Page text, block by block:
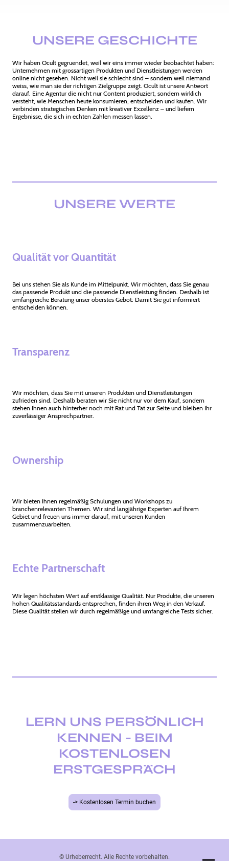
UNSERE GESCHICHTE
Wir haben Ocult gegruendet, weil wir eins immer wieder beobachtet haben:
Unternehmen mit grossartigen Produkten und Dienstleistungen werden
online nicht gesehen. Nicht weil sie schlecht sind – sondern weil niemand
weiss, wie man sie der richtigen Zielgruppe zeigt. Ocult ist unsere Antwort
darauf. Eine Agentur die nicht nur Content produziert, sondern wirklich
versteht, wie Menschen heute konsumieren, entscheiden und kaufen. Wir
verbinden strategisches Denken mit kreativer Exzellenz – und liefern
Ergebnisse, die sich in echten Zahlen messen lassen.
UNSERE WERTE
Qualität vor Quantität
Bei uns stehen Sie als Kunde im Mittelpunkt. Wir möchten, dass Sie genau
das passende Produkt und die passende Dienstleistung finden. Deshalb ist
umfangreiche Beratung unser oberstes Gebot: Damit Sie gut informiert
entscheiden können.
Transparenz
Wir möchten, dass Sie mit unseren Produkten und Dienstleistungen
zufrieden sind. Deshalb beraten wir Sie nicht nur vor dem Kauf, sondern
stehen Ihnen auch hinterher noch mit Rat und Tat zur Seite und bleiben Ihr
zuverlässiger Ansprechpartner.
Ownership
Wir bieten Ihnen regelmäßig Schulungen und Workshops zu
branchenrelevanten Themen. Wir sind langjährige Experten auf Ihrem
Gebiet und freuen uns immer darauf, mit unseren Kunden
zusammenzuarbeiten.
Echte Partnerschaft
Wir legen höchsten Wert auf erstklassige Qualität. Nur Produkte, die unseren
hohen Qualitätsstandards entsprechen, finden ihren Weg in den Verkauf.
Diese Qualität stellen wir durch regelmäßige und umfangreiche Tests sicher.
LERN UNS PERSÖNLICH
KENNEN - BEIM
KOSTENLOSEN
ERSTGESPRÄCH
-> Kostenlosen Termin buchen
© Urheberrecht. Alle Rechte vorbehalten.